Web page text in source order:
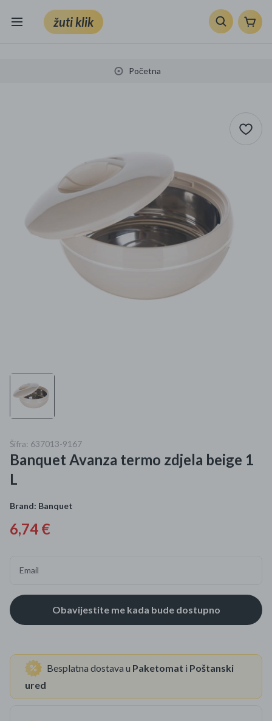
žuti klik
VRT I ALATI
Klik supermarket
Sport i slobodno vrijeme
Ljepota i zdravlje
Kućanski aparati
Specijalne kategorije
Kišobrani akcija
Najpopularniji proizvodi
Roba s greškom
Početna
Šifra: 637013-9167
Banquet Avanza termo zdjela beige 1
L
Brand: Banquet
6,74 €
Email
Besplatna dostava u Paketomat i Poštanski
ured